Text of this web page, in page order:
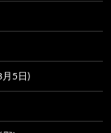
5日)